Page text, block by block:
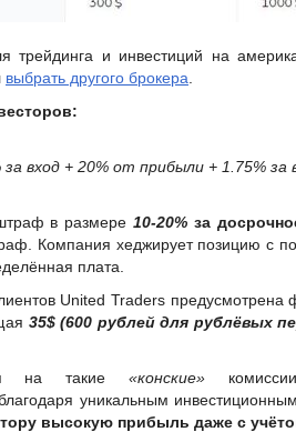
трейдинга и инвестиций на
выбрать другого брокера
за вход + 20% от прибыли + 1.75% за
в размере 10-20% за
Компания хеджирует позицию с
плата.
United Traders предусмотрена
35$ (600 рублей для рублёвых
на такие «конские»
уникальным
высокую прибыль даже с